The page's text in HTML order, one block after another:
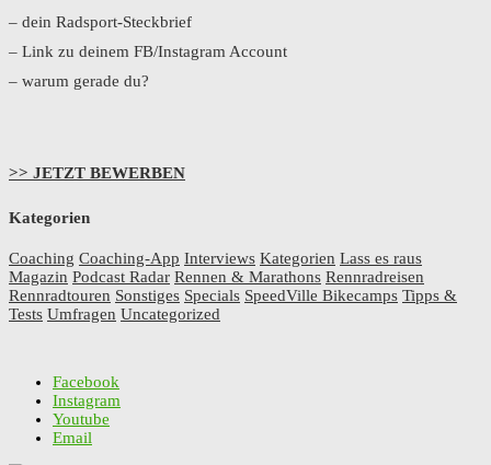
– dein Radsport-Steckbrief
– Link zu deinem FB/Instagram Account
– warum gerade du?
>> JETZT BEWERBEN
Kategorien
Coaching Coaching-App Interviews Kategorien Lass es raus
Magazin Podcast Radar Rennen & Marathons Rennradreisen
Rennradtouren Sonstiges Specials SpeedVille Bikecamps Tipps &
Tests Umfragen Uncategorized
Facebook
Instagram
Youtube
Email